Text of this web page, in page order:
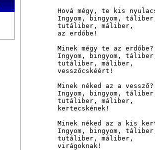
Hová mégy, te kis
Ingyom, bingyom,
tutáliber, máliber,
az erdőbe!
Minek mégy te az erdőbe?
Ingyom, bingyom,
tutáliber, máliber,
vesszőcskéért!
Minek néked az a vessző?
Ingyom, bingyom,
tutáliber, máliber,
kertecskének!
Minek néked az a kis
Ingyom, bingyom,
tutáliber, máliber,
virágoknak!